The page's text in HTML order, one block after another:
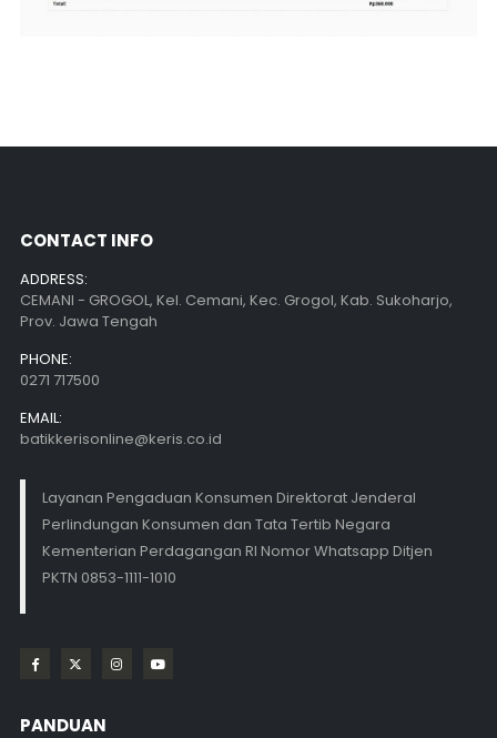
CONTACT INFO
ADDRESS:
CEMANI - GROGOL, Kel. Cemani, Kec. Grogol, Kab. Sukoharjo,
Prov. Jawa Tengah
PHONE:
0271 717500
EMAIL:
batikkerisonline@keris.co.id
Layanan Pengaduan Konsumen Direktorat Jenderal
Perlindungan Konsumen dan Tata Tertib Negara
Kementerian Perdagangan RI Nomor Whatsapp Ditjen
PKTN 0853-1111-1010
PANDUAN